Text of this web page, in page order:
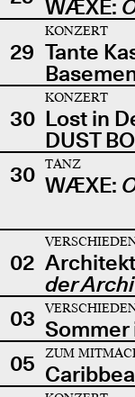
WÆXE:
29
KONZERT
Tante
30
KONZERT
Lost in
DUST
30
TANZ
WÆXE:
02
der
03 Sommer
05
ZUM